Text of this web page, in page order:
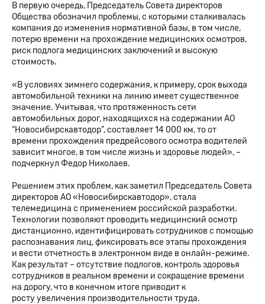
В первую очередь, Председатель Совета директоров
Общества обозначил проблемы, с которыми сталкивалась
компания до изменения нормативной базы, в том числе,
потерю времени на прохождение медицинских осмотров,
риск подлога медицинских заключений и высокую
стоимость.
«В условиях зимнего содержания, к примеру, срок выхода
автомобильной техники на линию имеет существенное
значение. Учитывая, что протяженность сети
автомобильных дорог, находящихся на содержании АО
“Новосибирскавтодор”, составляет 14 000 км, то от
времени прохождения предрейсового осмотра водителей
зависит многое, в том числе жизнь и здоровье людей», –
подчеркнул Федор Николаев.
Решением этих проблем, как заметил Председатель Совета
директоров АО «Новосибирскавтодор», стала
телемедицина с применением российской разработки.
Технологии позволяют проводить медицинский осмотр
дистанционно, идентифицировать сотрудников с помощью
распознавания лиц, фиксировать все этапы прохождения
и вести отчетность в электронном виде в онлайн-режиме.
Как результат – отсутствие подлогов, контроль здоровья
сотрудников в реальном времени и сокращение времени
на дорогу, что в конечном итоге приводит к
росту увеличения производительности труда.